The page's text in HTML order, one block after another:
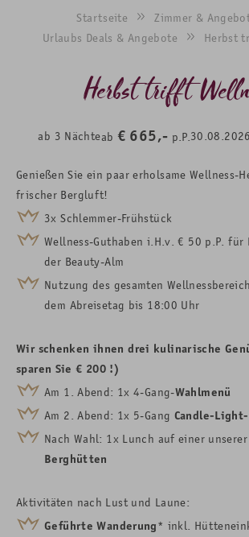
Startseite
Zimmer &
Urlaubs Deals & Angebote
Herbst
Herbst trifft
ab 3 Nächteab € 665,- p.P.30.08.2026
Genießen Sie ein paar erholsame Wellness-
frischer Bergluft!
3x Schlemmer-Frühstück
Wellness-Guthaben i.H.v. € 50 p.P. für
der Beauty-Alm
Nutzung des gesamten
dem Abreisetag bis 18:00 Uhr
Wir schenken ihnen drei kulinarische
sparen Sie € 200 !)
Am 1. Abend: 1x 4-Gang-Wahlmenü
Am 2. Abend: 1x 5-Gang Candle-
Nach Wahl: 1x Lunch auf einer
Berghütten
Aktivitäten nach Lust und Laune:
Geführte Wanderung* inkl.